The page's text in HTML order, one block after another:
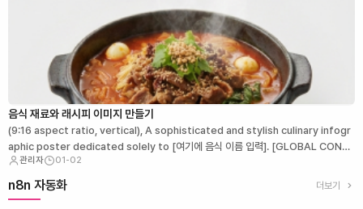
음식 재료와 래시피 이미지 만들기
(9:16 aspect ratio, vertical), A sophisticated and stylish culinary infogr
aphic poster dedicated solely to [여기에 음식 이름 입력]. [GLOBAL CONS
TRAINT]: Every …
관리자 01-02
n8n 자동화 더보기